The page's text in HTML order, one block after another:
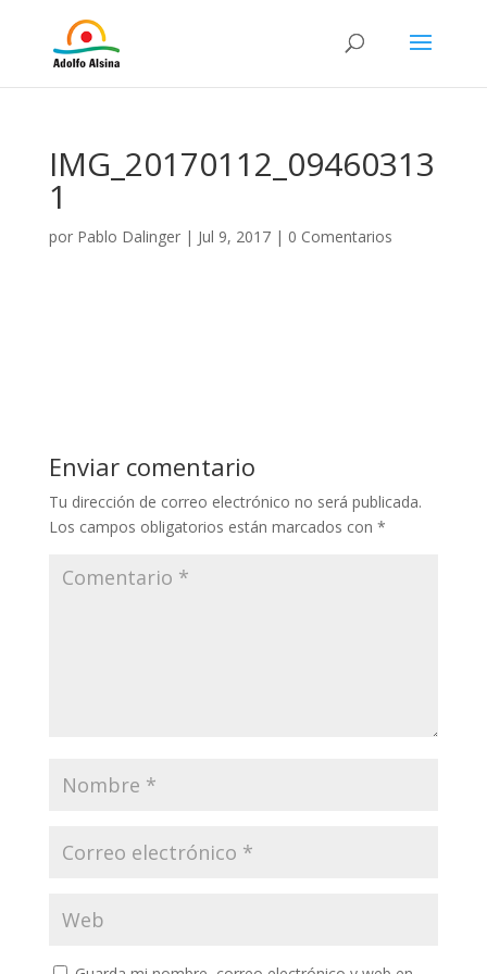
IMG_20170112_09460313
1
por Pablo Dalinger| Jul 9, 2017| 0 Comentarios
Enviar comentario
Tu dirección de correo electrónico no será publicada.
Los campos obligatorios están marcados con *